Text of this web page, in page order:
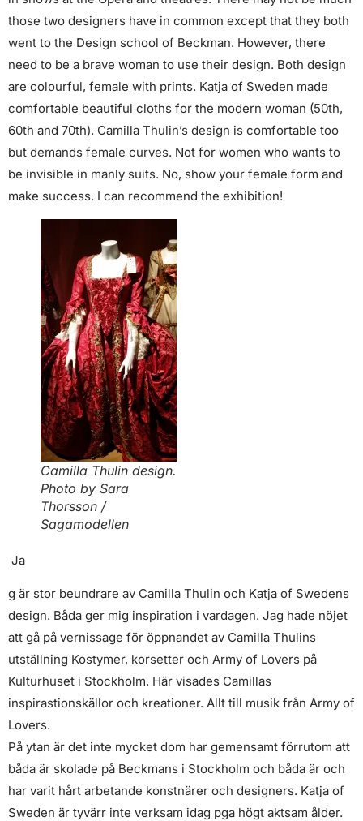
those two designers have in common except that they both
went to the Design school of Beckman. However, there
need to be a brave woman to use their design. Both design
are colourful, female with prints. Katja of Sweden made
comfortable beautiful cloths for the modern woman (50th,
60th and 70th). Camilla Thulin’s design is comfortable too
but demands female curves. Not for women who wants to
be invisible in manly suits. No, show your female form and
make success. I can recommend the exhibition!
Camilla Thulin design.
Photo by Sara
Thorsson /
Sagamodellen
Ja
g är stor beundrare av Camilla Thulin och Katja of Swedens
design. Båda ger mig inspiration i vardagen. Jag hade nöjet
att gå på vernissage för öppnandet av Camilla Thulins
utställning Kostymer, korsetter och Army of Lovers på
Kulturhuset i Stockholm. Här visades Camillas
inspirastionskällor och kreationer. Allt till musik från Army of
Lovers.
På ytan är det inte mycket dom har gemensamt förrutom att
båda är skolade på Beckmans i Stockholm och båda är och
har varit hårt arbetande konstnärer och designers. Katja of
Sweden är tyvärr inte verksam idag pga högt aktsam ålder.